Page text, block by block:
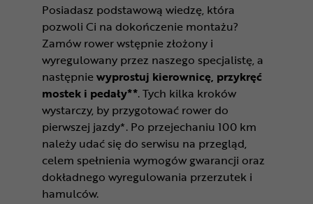
Posiadasz podstawową wiedzę, która
pozwoli Ci na dokończenie montażu?
Zamów rower wstępnie złożony i
wyregulowany przez naszego specjalistę, a
następniewyprostuj kierownicę, przykręć
mostek i pedały**. Tych kilka kroków
wystarczy, by przygotować rower do
pierwszej jazdy*. Po przejechaniu 100 km
należy udać się do serwisu na przegląd,
celem spełnienia wymogów gwarancji oraz
dokładnego wyregulowania przerzutek i
hamulców.